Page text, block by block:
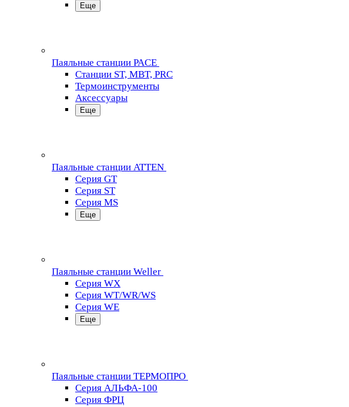
Еще
Паяльные станции PACE
Станции ST, MBT, PRC
Термоинструменты
Аксессуары
Еще
Паяльные станции ATTEN
Серия GT
Серия ST
Серия MS
Еще
Паяльные станции Weller
Серия WX
Серия WT/WR/WS
Серия WE
Еще
Паяльные станции ТЕРМОПРО
Серия АЛЬФА-100
Серия ФРЦ